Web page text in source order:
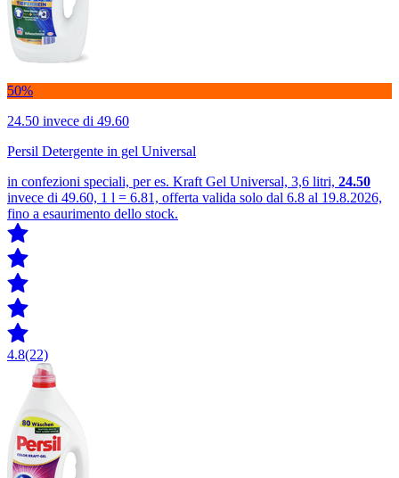
50%
24.50 invece di 49.60
Persil Detergente in gel Universal
in confezioni speciali, per es. Kraft Gel Universal, 3,6 litri, 24.50
invece di 49.60, 1 l = 6.81, offerta valida solo dal 6.8 al 19.8.2026,
fino a esaurimento dello stock.
4.8(22)